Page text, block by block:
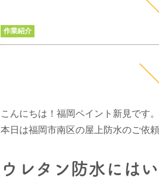
作業紹介
こんにちは！福岡ペイント新見です。
本日は福岡市南区の屋上防水のご依
ウレタン防水には